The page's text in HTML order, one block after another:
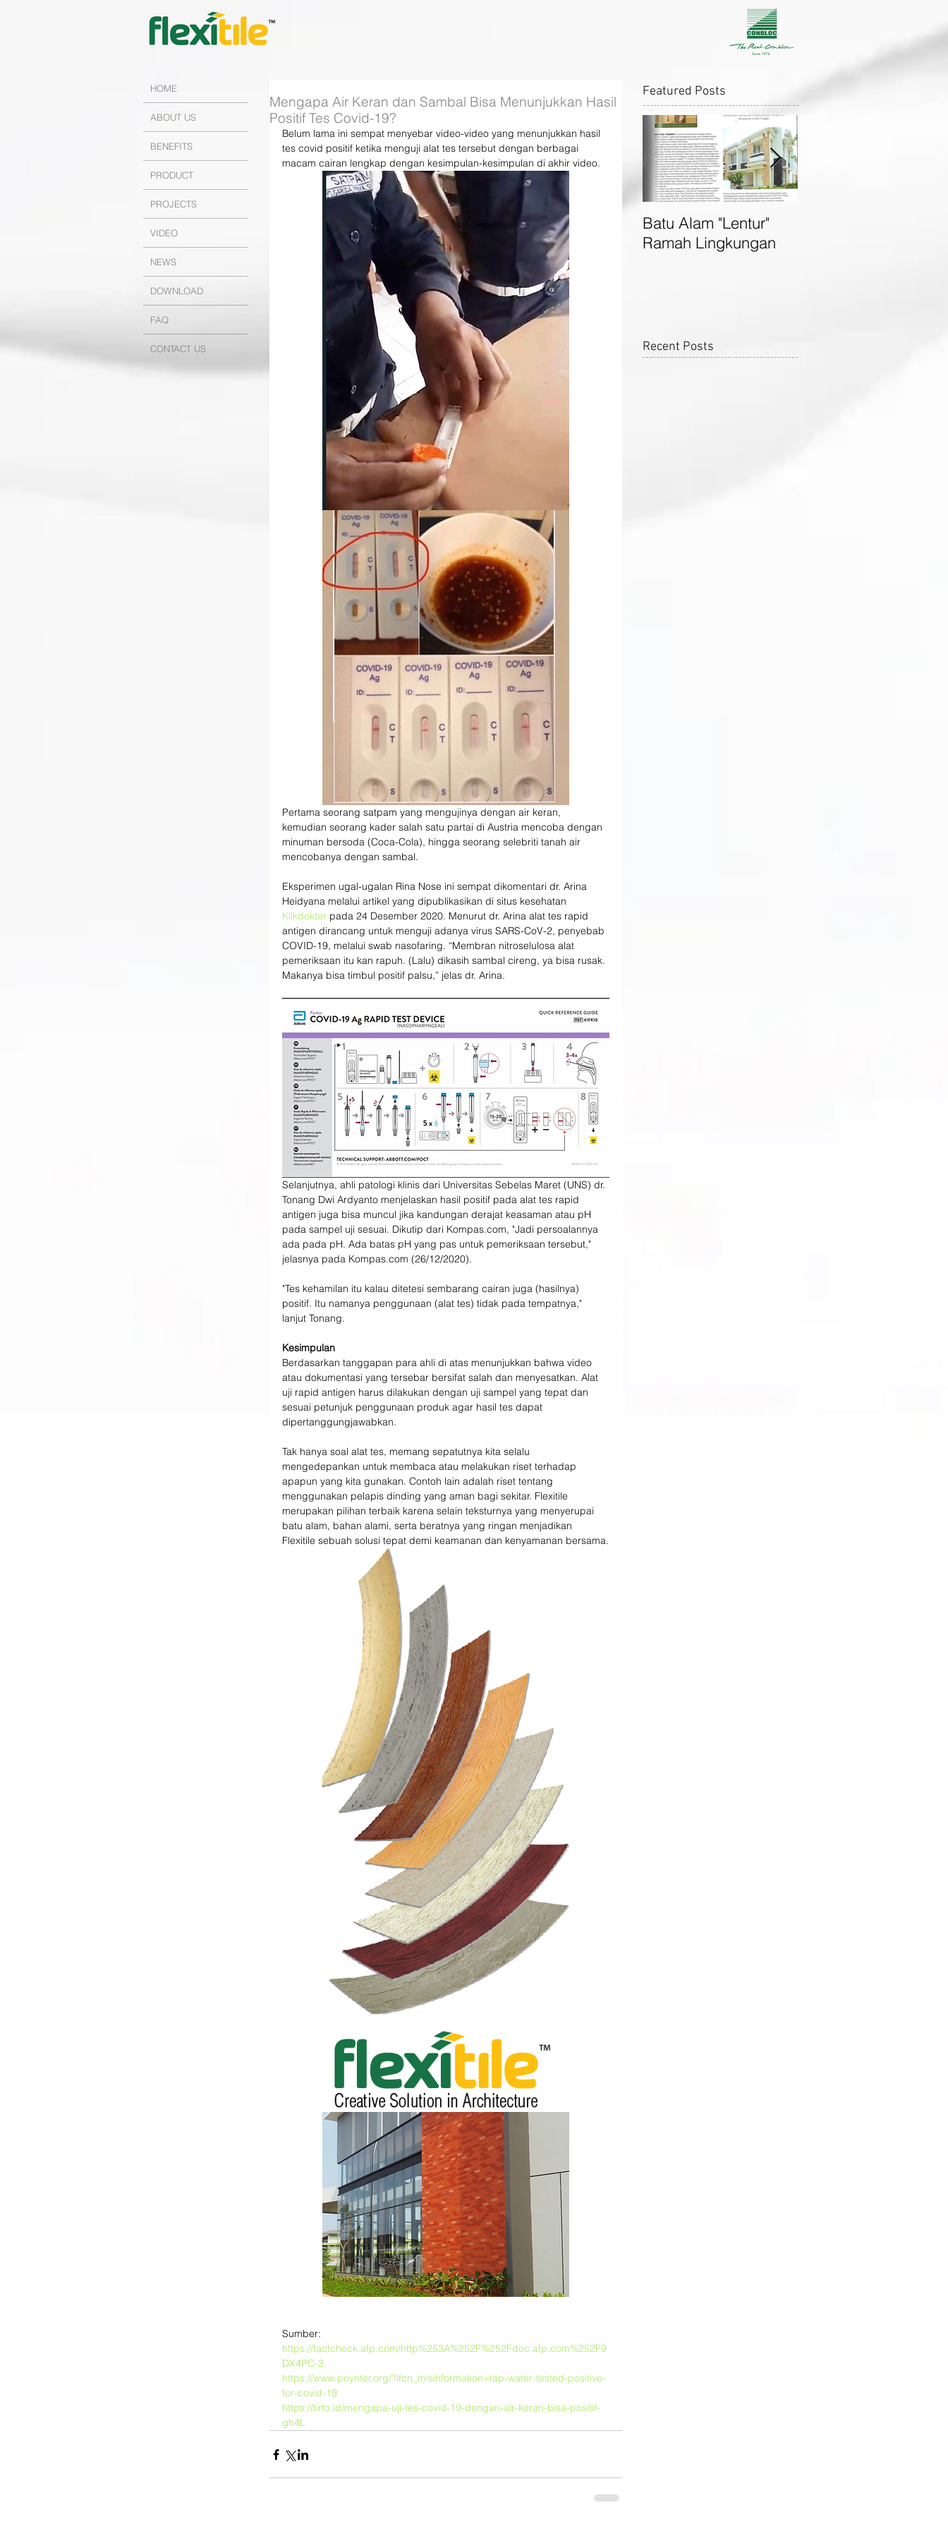
Mengapa Air Keran dan Sambal Bisa Menunjukkan Hasil
Positif Tes Covid-19?
Belum lama ini sempat menyebar video-video yang menunjukkan hasil
tes covid positif ketika menguji alat tes tersebut dengan berbagai
macam cairan lengkap dengan kesimpulan-kesimpulan di akhir video.
Pertama seorang satpam yang mengujinya dengan air keran,
kemudian seorang kader salah satu partai di Austria mencoba dengan
minuman bersoda (Coca-Cola), hingga seorang selebriti tanah air
mencobanya dengan sambal.
Eksperimen ugal-ugalan Rina Nose ini sempat dikomentari dr. Arina
Heidyana melalui artikel yang dipublikasikan di situs kesehatan
Klikdokter pada 24 Desember 2020. Menurut dr. Arina alat tes rapid
antigen dirancang untuk menguji adanya virus SARS-CoV-2, penyebab
COVID-19, melalui swab nasofaring. “Membran nitroselulosa alat
pemeriksaan itu kan rapuh. (Lalu) dikasih sambal cireng, ya bisa rusak.
Makanya bisa timbul positif palsu,” jelas dr. Arina.
Selanjutnya, ahli patologi klinis dari Universitas Sebelas Maret (UNS) dr.
Tonang Dwi Ardyanto menjelaskan hasil positif pada alat tes rapid
antigen juga bisa muncul jika kandungan derajat keasaman atau pH
pada sampel uji sesuai. Dikutip dari Kompas.com, "Jadi persoalannya
ada pada pH. Ada batas pH yang pas untuk pemeriksaan tersebut,"
jelasnya pada Kompas.com (26/12/2020).
"Tes kehamilan itu kalau ditetesi sembarang cairan juga (hasilnya)
positif. Itu namanya penggunaan (alat tes) tidak pada tempatnya,"
lanjut Tonang.
Kesimpulan
Berdasarkan tanggapan para ahli di atas menunjukkan bahwa video
atau dokumentasi yang tersebar bersifat salah dan menyesatkan. Alat
uji rapid antigen harus dilakukan dengan uji sampel yang tepat dan
sesuai petunjuk penggunaan produk agar hasil tes dapat
dipertanggungjawabkan.
Tak hanya soal alat tes, memang sepatutnya kita selalu
mengedepankan untuk membaca atau melakukan riset terhadap
apapun yang kita gunakan. Contoh lain adalah riset tentang
menggunakan pelapis dinding yang aman bagi sekitar. Flexitile
merupakan pilihan terbaik karena selain teksturnya yang menyerupai
batu alam, bahan alami, serta beratnya yang ringan menjadikan
Flexitile sebuah solusi tepat demi keamanan dan kenyamanan bersama.
Sumber:
https://factcheck.afp.com/http%253A%252F%252Fdoc.afp.com%252F9
DX4PC-2
https://www.poynter.org/?ifcn_misinformation=tap-water-tested-positive-
for-covid-19
https://tirto.id/mengapa-uji-tes-covid-19-dengan-air-keran-bisa-positif-
gh4L
Featured Posts
Batu Alam "Lentur"
Ramah Lingkungan
Recent Posts
HOME
ABOUT US
BENEFITS
PRODUCT
PROJECTS
VIDEO
NEWS
DOWNLOAD
FAQ
CONTACT US